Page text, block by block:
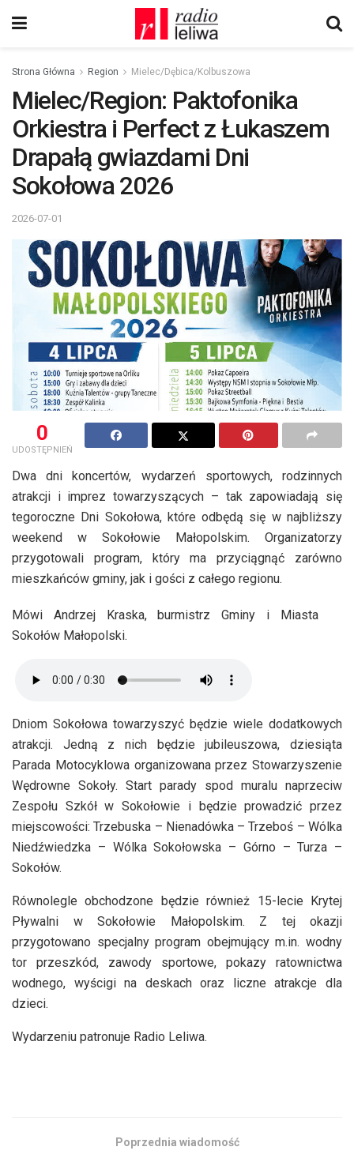
Strona Główna Region Mielec/Dębica/Kolbuszowa
Mielec/Region: Paktofonika
Orkiestra i Perfect z Łukaszem
Drapałą gwiazdami Dni
Sokołowa 2026
2026-07-01
0
UDOSTĘPNIEŃ
Dwa dni koncertów, wydarzeń sportowych, rodzinnych
atrakcji i imprez towarzyszących – tak zapowiadają się
tegoroczne Dni Sokołowa, które odbędą się w najbliższy
weekend w Sokołowie Małopolskim. Organizatorzy
przygotowali program, który ma przyciągnąć zarówno
mieszkańców gminy, jak i gości z całego regionu.
Mówi Andrzej Kraska, burmistrz Gminy i Miasta
Sokołów Małopolski.
Dniom Sokołowa towarzyszyć będzie wiele dodatkowych
atrakcji. Jedną z nich będzie jubileuszowa, dziesiąta
Parada Motocyklowa organizowana przez Stowarzyszenie
Wędrowne Sokoły. Start parady spod muralu naprzeciw
Zespołu Szkół w Sokołowie i będzie prowadzić przez
miejscowości: Trzebuska – Nienadówka – Trzeboś – Wólka
Niedźwiedzka – Wólka Sokołowska – Górno – Turza –
Sokołów.
Równolegle obchodzone będzie również 15-lecie Krytej
Pływalni w Sokołowie Małopolskim. Z tej okazji
przygotowano specjalny program obejmujący m.in. wodny
tor przeszkód, zawody sportowe, pokazy ratownictwa
wodnego, wyścigi na deskach oraz liczne atrakcje dla
dzieci.
Wydarzeniu patronuje Radio Leliwa.
Poprzednia wiadomość